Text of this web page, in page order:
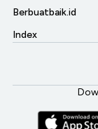
Berbuatbaik.id
Index